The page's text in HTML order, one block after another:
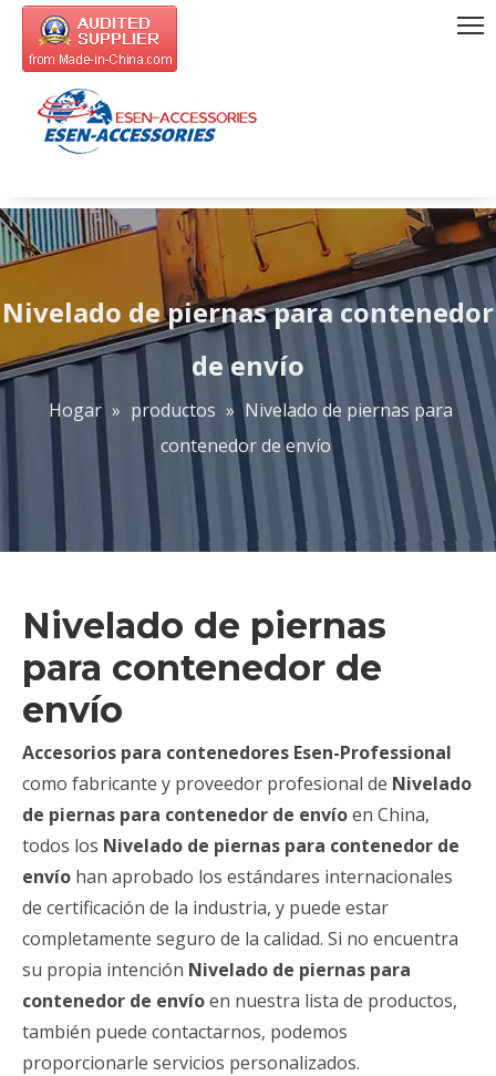
Nivelado de piernas para contenedor
de envío
Hogar » productos » Nivelado de piernas para
contenedor de envío
Nivelado de piernas
para contenedor de
envío
Accesorios para contenedores Esen-Professional
como fabricante y proveedor profesional de Nivelado
de piernas para contenedor de envíoen China,
todos los Nivelado de piernas para contenedor de
envío han aprobado los estándares internacionales
de certificación de la industria, y puede estar
completamente seguro de la calidad. Si no encuentra
su propia intención Nivelado de piernas para
contenedor de envíoen nuestra lista de productos,
también puede contactarnos, podemos
proporcionarle servicios personalizados.